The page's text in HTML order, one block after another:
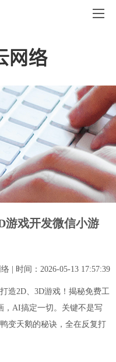
游戏开发微信小游
| 时间：2026-05-13 17:57:39
造2D、3D游戏！揭秘免费工
，AI搞定一切。关键不是写
变天鹅的秘诀，全在反复打